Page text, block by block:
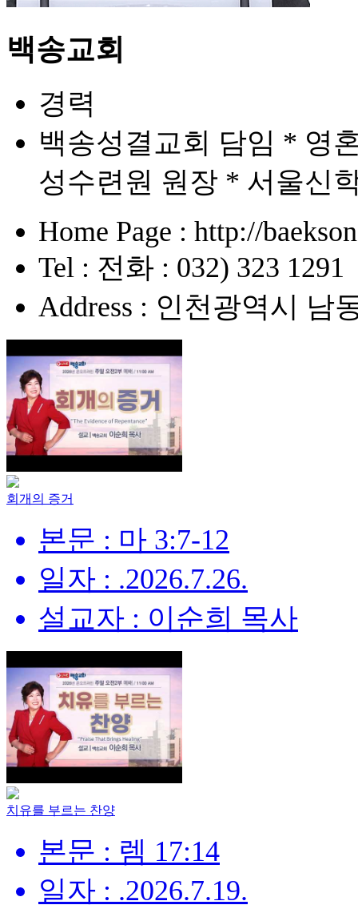
백송교회
경력
백송성결교회 담임 * 영
성수련원 원장 * 서울신
Home Page : http://
Tel : 전화 : 032) 323 1291
Address : 인천광역시 남
회개의 증거
본문 : 마 3:7-12
일자 : .2026.7.26.
설교자 : 이순희 목사
치유를 부르는 찬양
본문 : 렘 17:14
일자 : .2026.7.19.